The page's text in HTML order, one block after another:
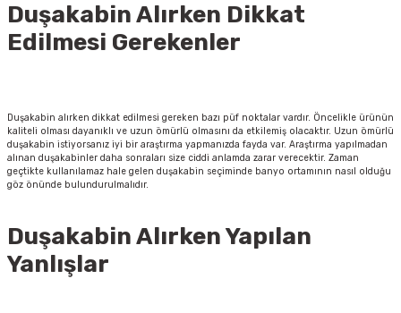
Duşakabin Alırken Dikkat
Edilmesi Gerekenler
Duşakabin alırken dikkat edilmesi gereken bazı püf noktalar vardır. Öncelikle ürünün
kaliteli olması dayanıklı ve uzun ömürlü olmasını da etkilemiş olacaktır. Uzun ömürlü
duşakabin istiyorsanız iyi bir araştırma yapmanızda fayda var. Araştırma yapılmadan
alınan duşakabinler daha sonraları size ciddi anlamda zarar verecektir. Zaman
geçtikte kullanılamaz hale gelen duşakabin seçiminde banyo ortamının nasıl olduğu
göz önünde bulundurulmalıdır.
Duşakabin Alırken Yapılan
Yanlışlar